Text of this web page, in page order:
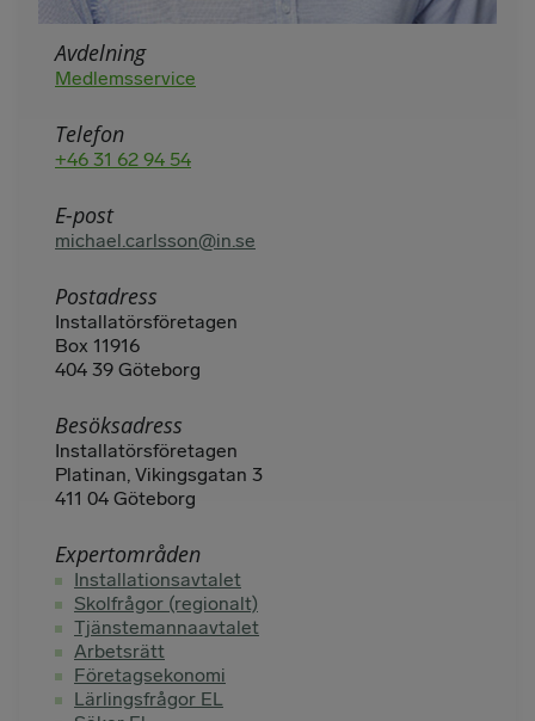
Avdelning
Medlemsservice
Telefon
+46 31 62 94 54
E-post
michael.carlsson@in.se
Postadress
Installatörsföretagen
Box 11916
404 39 Göteborg
Besöksadress
Installatörsföretagen
Platinan, Vikingsgatan 3
411 04 Göteborg
Expertområden
Installationsavtalet
Skolfrågor (regionalt)
Tjänstemannaavtalet
Arbetsrätt
Företagsekonomi
Lärlingsfrågor EL